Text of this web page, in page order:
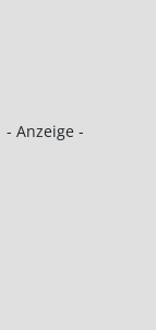
- Anzeige -